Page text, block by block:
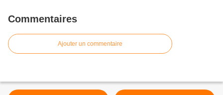
Commentaires
Ajouter un commentaire